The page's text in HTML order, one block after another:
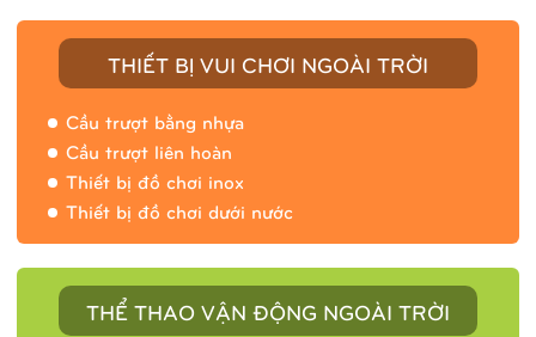
THIẾT BỊ VUI CHƠI NGOÀI TRỜI
Cầu trượt bằng nhựa
Cầu trượt liên hoàn
Thiết bị đồ chơi inox
Thiết bị đồ chơi dưới nước
THỂ THAO VẬN ĐỘNG NGOÀI TRỜI